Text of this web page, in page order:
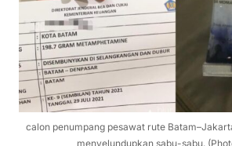
calon penumpang pesawat rute
menyelundupkan sabu-sabu.